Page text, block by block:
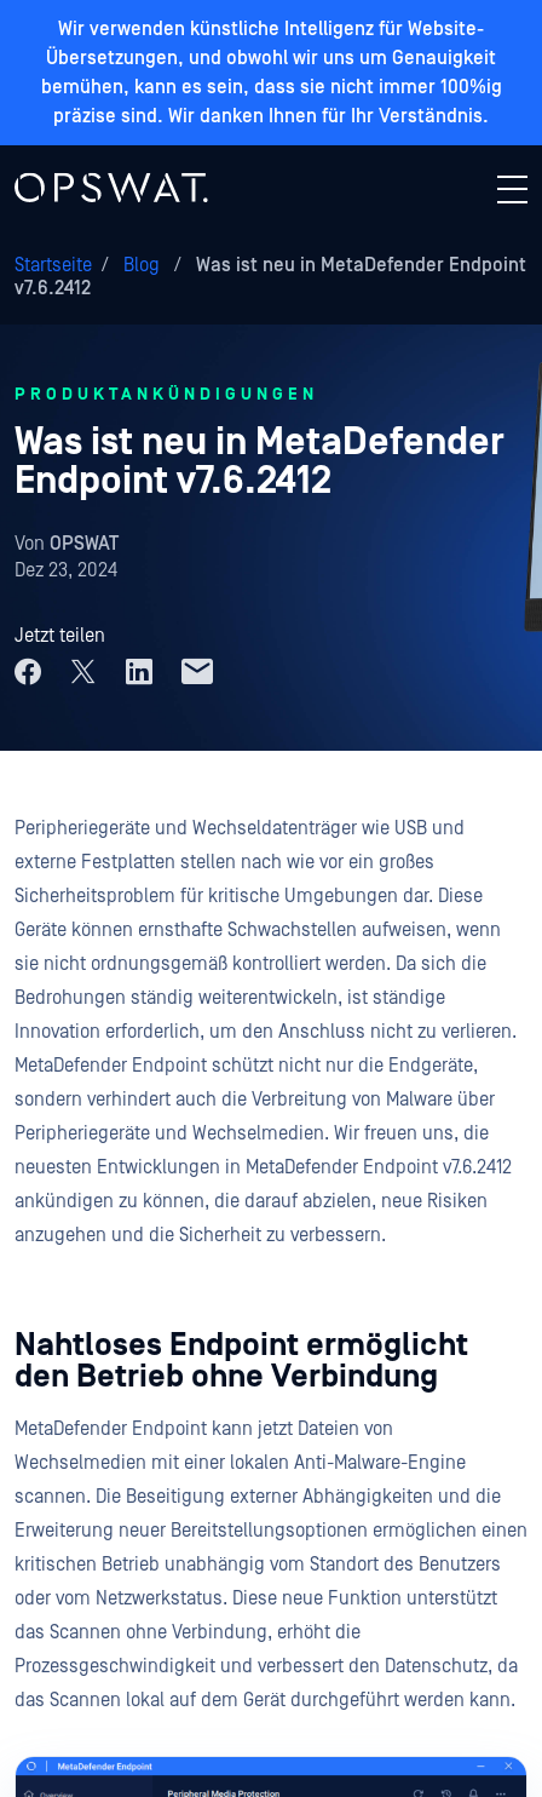
Wir verwenden künstliche Intelligenz für Website-
Übersetzungen, und obwohl wir uns um Genauigkeit
bemühen, kann es sein, dass sie nicht immer 100%ig
präzise sind. Wir danken Ihnen für Ihr Verständnis.
Startseite / Blog /
Was ist neu in MetaDefender Endpoint
v7.6.2412
PRODUKTANKÜNDIGUNGEN
Was ist neu in MetaDefender
Endpoint v7.6.2412
Von OPSWAT
Dez 23, 2024
Jetzt teilen
Peripheriegeräte und Wechseldatenträger wie USB und
externe Festplatten stellen nach wie vor ein großes
Sicherheitsproblem für kritische Umgebungen dar. Diese
Geräte können ernsthafte Schwachstellen aufweisen, wenn
sie nicht ordnungsgemäß kontrolliert werden. Da sich die
Bedrohungen ständig weiterentwickeln, ist ständige
Innovation erforderlich, um den Anschluss nicht zu verlieren.
MetaDefender Endpoint schützt nicht nur die Endgeräte,
sondern verhindert auch die Verbreitung von Malware über
Peripheriegeräte und Wechselmedien. Wir freuen uns, die
neuesten Entwicklungen in MetaDefender Endpoint v7.6.2412
ankündigen zu können, die darauf abzielen, neue Risiken
anzugehen und die Sicherheit zu verbessern.
Nahtloses Endpoint ermöglicht
den Betrieb ohne Verbindung
MetaDefender Endpoint kann jetzt Dateien von
Wechselmedien mit einer lokalen Anti-Malware-Engine
scannen. Die Beseitigung externer Abhängigkeiten und die
Erweiterung neuer Bereitstellungsoptionen ermöglichen einen
kritischen Betrieb unabhängig vom Standort des Benutzers
oder vom Netzwerkstatus. Diese neue Funktion unterstützt
das Scannen ohne Verbindung, erhöht die
Prozessgeschwindigkeit und verbessert den Datenschutz, da
das Scannen lokal auf dem Gerät durchgeführt werden kann.